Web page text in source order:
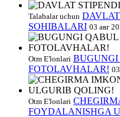
Talabalar uchun
SOHIBALARI 03 авг
Otm E'lonlari
FOTOLAVHALAR!
Otm E'lonlari
FOYDALANISHGA